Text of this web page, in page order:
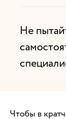
Не
Чтобы в